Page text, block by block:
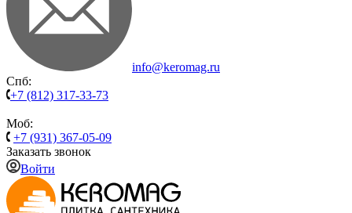
info@keromag.ru
Спб:
+7 (812) 317-33-73
Моб:
+7 (931) 367-05-09
Заказать звонок
Войти